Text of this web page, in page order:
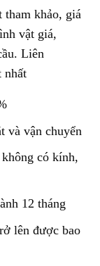
tham khảo, giá
vật giá,
Liên
nhất
và vận chuyển
có kính,
12 tháng
lên được bao